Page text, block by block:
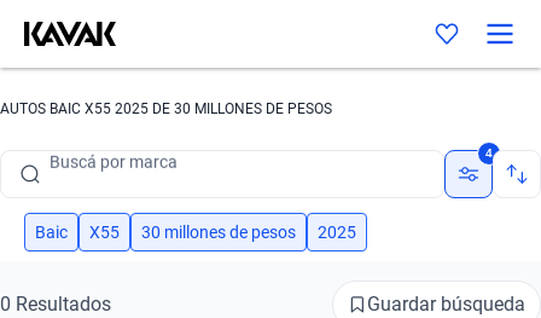
AUTOS BAIC X55 2025 DE 30 MILLONES DE PESOS
Buscá por modelo
Buscá por versión
4
Baic X55 30 millones de pesos 2025
0 Resultados Guardar búsqueda